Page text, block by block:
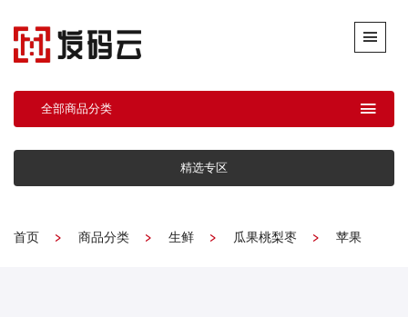
全部商品分类
精选专区
首页 商品分类 生鲜 瓜果桃梨枣 苹果